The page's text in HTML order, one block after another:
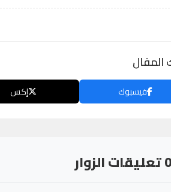
المقال
فيسبوك إكس
0تعليقات الزوار